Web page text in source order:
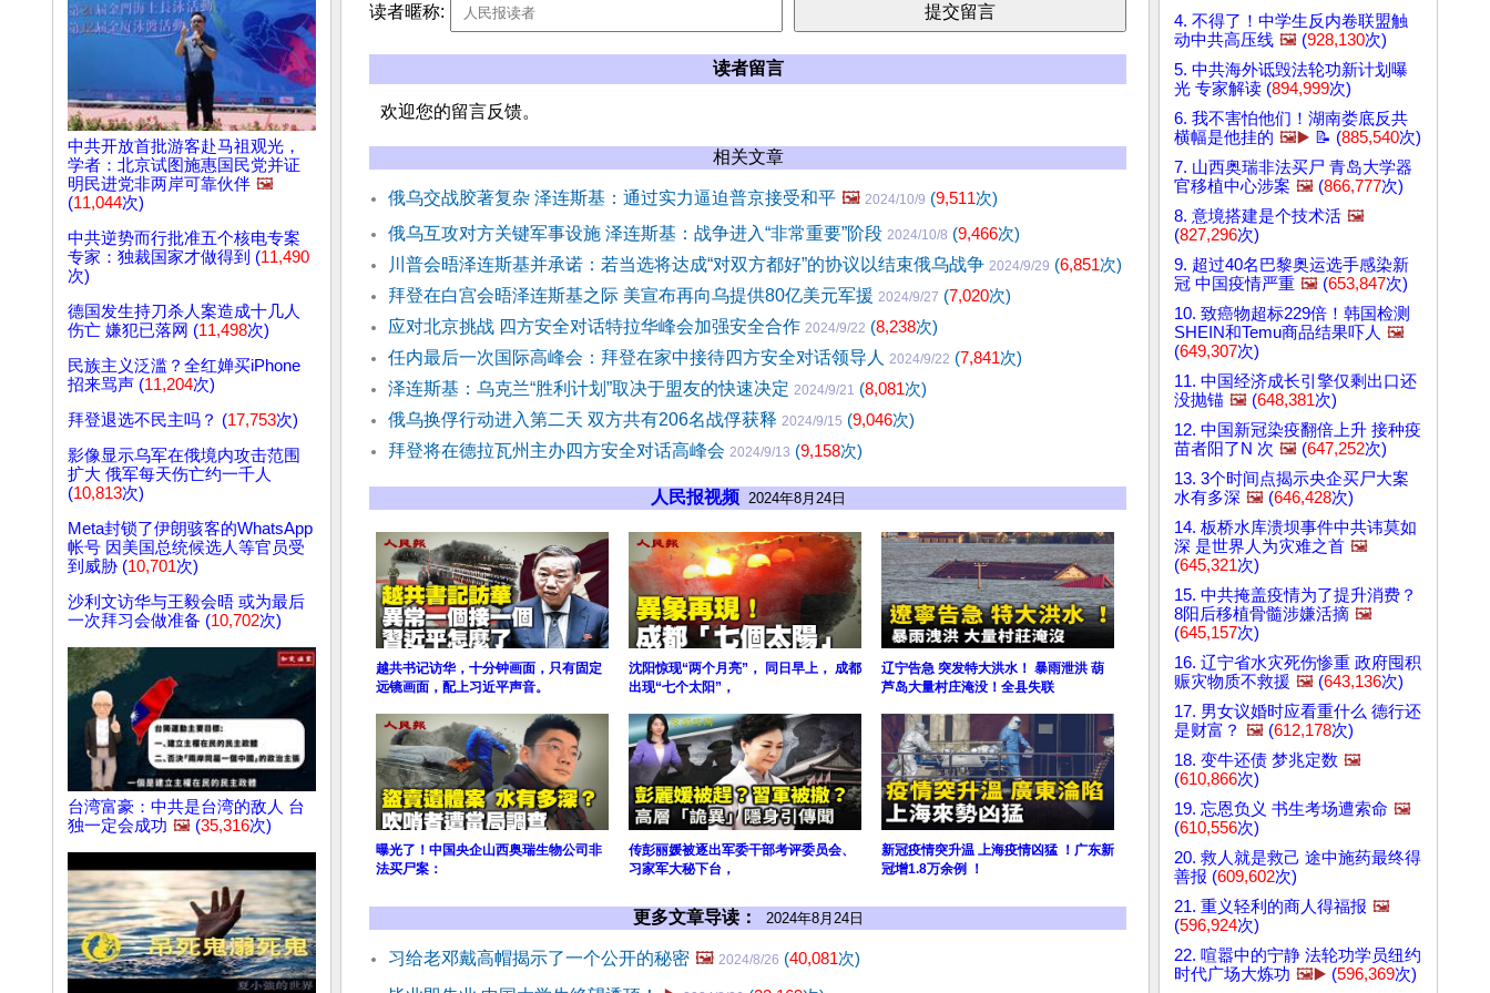
中共开放首批游客赴马祖观光，
学者：北京试图施惠国民党并证
明民进党非两岸可靠伙伴 🖼️
(11,044次)
中共逆势而行批准五个核电专案
专家：独裁国家才做得到 (11,490
次)
德国发生持刀杀人案造成十几人
伤亡 嫌犯已落网 (11,498次)
民族主义泛滥？全红婵买iPhone
招来骂声 (11,204次)
拜登退选不民主吗？ (17,753次)
影像显示乌军在俄境内攻击范围
扩大 俄军每天伤亡约一千人
(10,813次)
Meta封锁了伊朗骇客的WhatsApp
帐号 因美国总统候选人等官员受
到威胁 (10,701次)
沙利文访华与王毅会晤 或为最后
一次拜习会做准备 (10,702次)
台湾富豪：中共是台湾的敌人 台
独一定会成功 🖼️ (35,316次)
读者暱称:
读者留言
欢迎您的留言反馈。
相关文章
俄乌交战胶著复杂 泽连斯基：通过实力逼迫普京接受和平 🖼️ 2024/10/9 (9,511次)
俄乌互攻对方关键军事设施 泽连斯基：战争进入“非常重要”阶段 2024/10/8 (9,466次)
川普会晤泽连斯基并承诺：若当选将达成“对双方都好”的协议以结束俄乌战争 2024/9/29 (6,851次)
拜登在白宫会晤泽连斯基之际 美宣布再向乌提供80亿美元军援 2024/9/27 (7,020次)
应对北京挑战 四方安全对话特拉华峰会加强安全合作 2024/9/22 (8,238次)
任内最后一次国际高峰会：拜登在家中接待四方安全对话领导人 2024/9/22 (7,841次)
泽连斯基：乌克兰“胜利计划”取决于盟友的快速决定 2024/9/21 (8,081次)
俄乌换俘行动进入第二天 双方共有206名战俘获释 2024/9/15 (9,046次)
拜登将在德拉瓦州主办四方安全对话高峰会 2024/9/13 (9,158次)
人民报视频 2024年8月24日
越共书记访华，十分钟画面，只有固定
远镜画面，配上习近平声音。
沈阳惊现“两个月亮”， 同日早上， 成都
出现“七个太阳”，
辽宁告急 突发特大洪水！ 暴雨泄洪 葫
芦岛大量村庄淹没！全县失联
曝光了！中国央企山西奥瑞生物公司非
法买尸案：
传彭丽媛被逐出军委干部考评委员会、
习家军大秘下台，
新冠疫情突升温 上海疫情凶猛 ！广东新
冠增1.8万余例 ！
更多文章导读： 2024年8月24日
习给老邓戴高帽揭示了一个公开的秘密 🖼️ 2024/8/26 (40,081次)
4. 不得了！中学生反内卷联盟触
动中共高压线 🖼️ (928,130次)
5. 中共海外诋毁法轮功新计划曝
光 专家解读 (894,999次)
6. 我不害怕他们！湖南娄底反共
横幅是他挂的 🖼️▶️ 📝 (885,540次)
7. 山西奥瑞非法买尸 青岛大学器
官移植中心涉案 🖼️ (866,777次)
8. 意境搭建是个技术活 🖼️
(827,296次)
9. 超过40名巴黎奥运选手感染新
冠 中国疫情严重 🖼️ (653,847次)
10. 致癌物超标229倍！韩国检测
SHEIN和Temu商品结果吓人 🖼️
(649,307次)
11. 中国经济成长引擎仅剩出口还
没抛锚 🖼️ (648,381次)
12. 中国新冠染疫翻倍上升 接种疫
苗者阳了N 次 🖼️ (647,252次)
13. 3个时间点揭示央企买尸大案
水有多深 🖼️ (646,428次)
14. 板桥水库溃坝事件中共讳莫如
深 是世界人为灾难之首 🖼️
(645,321次)
15. 中共掩盖疫情为了提升消费？
8阳后移植骨髓涉嫌活摘 🖼️
(645,157次)
16. 辽宁省水灾死伤惨重 政府囤积
赈灾物质不救援 🖼️ (643,136次)
17. 男女议婚时应看重什么 德行还
是财富？ 🖼️ (612,178次)
18. 变牛还债 梦兆定数 🖼️
(610,866次)
19. 忘恩负义 书生考场遭索命 🖼️
(610,556次)
20. 救人就是救己 途中施药最终得
善报 (609,602次)
21. 重义轻利的商人得福报 🖼️
(596,924次)
22. 喧嚣中的宁静 法轮功学员纽约
时代广场大炼功 🖼️▶️ (596,369次)